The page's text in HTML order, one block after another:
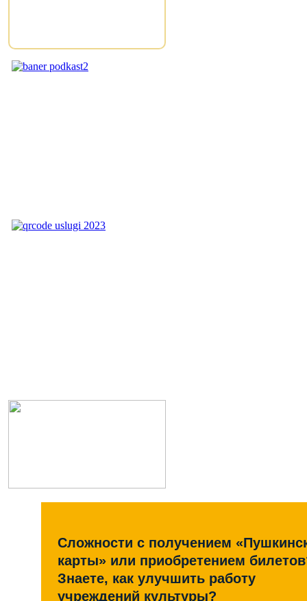
Сложности с получением
карты» или приобретением
Знаете, как улучшить работу
учреждений культуры?